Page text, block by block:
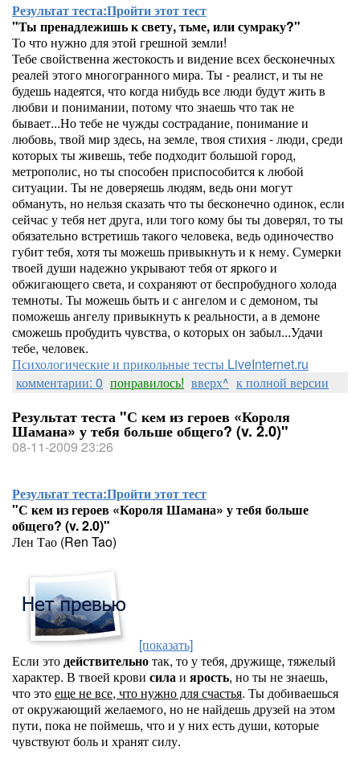
Результат теста:Пройти этот тест
"Ты пренадлежишь к свету, тьме, или сумраку?"
То что нужно для этой грешной земли!
Тебе свойственна жестокость и видение всех бесконечных
реалей этого многогранного мира. Ты - реалист, и ты не
будешь надеятся, что когда нибудь все люди будут жить в
любви и понимании, потому что знаешь что так не
бывает...Но тебе не чужды сострадание, понимание и
любовь, твой мир здесь, на земле, твоя стихия - люди, среди
которых ты живешь, тебе подходит большой город,
метрополис, но ты способен приспособится к любой
ситуации. Ты не доверяешь людям, ведь они могут
обмануть, но нельзя сказать что ты бесконечно одинок, если
сейчас у тебя нет друга, или того кому бы ты доверял, то ты
обязательно встретишь такого человека, ведь одиночество
губит тебя, хотя ты можешь привыкнуть и к нему. Сумерки
твоей души надежно укрывают тебя от яркого и
обжигающего света, и сохраняют от беспробудного холода
темноты. Ты можешь быть и с ангелом и с демоном, ты
поможешь ангелу привыкнуть к реальности, а в демоне
сможешь пробудить чувства, о которых он забыл...Удачи
тебе, человек.
Психологические и прикольные тесты LiveInternet.ru
комментарии: 0 понравилось! вверх^ к полной версии
Результат теста "С кем из героев «Короля
Шамана» у тебя больше общего? (v. 2.0)"
08-11-2009 23:26
Результат теста:Пройти этот тест
"С кем из героев «Короля Шамана» у тебя больше
общего? (v. 2.0)"
Лен Тао (Ren Tao)
[показать]
Если этодействительнотак, то у тебя, дружище, тяжелый
характер. В твоей крови силаи ярость, но ты не знаешь,
что этоеще не все, что нужно для счастья. Ты добиваешься
от окружающий желаемого, но не найдешь друзей на этом
пути, пока не поймешь, что и у них есть души, которые
чувствуют боль и хранят силу.